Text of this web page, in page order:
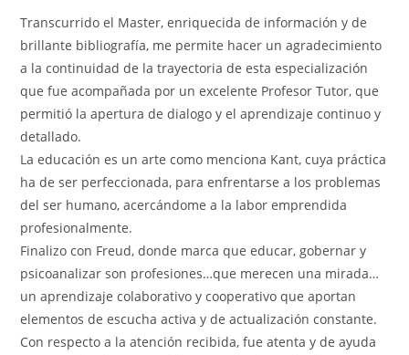
Transcurrido el Master, enriquecida de información y de
brillante bibliografía, me permite hacer un agradecimiento
a la continuidad de la trayectoria de esta especialización
que fue acompañada por un excelente Profesor Tutor, que
permitió la apertura de dialogo y el aprendizaje continuo y
detallado.
La educación es un arte como menciona Kant, cuya práctica
ha de ser perfeccionada, para enfrentarse a los problemas
del ser humano, acercándome a la labor emprendida
profesionalmente.
Finalizo con Freud, donde marca que educar, gobernar y
psicoanalizar son profesiones…que merecen una mirada…
un aprendizaje colaborativo y cooperativo que aportan
elementos de escucha activa y de actualización constante.
Con respecto a la atención recibida, fue atenta y de ayuda